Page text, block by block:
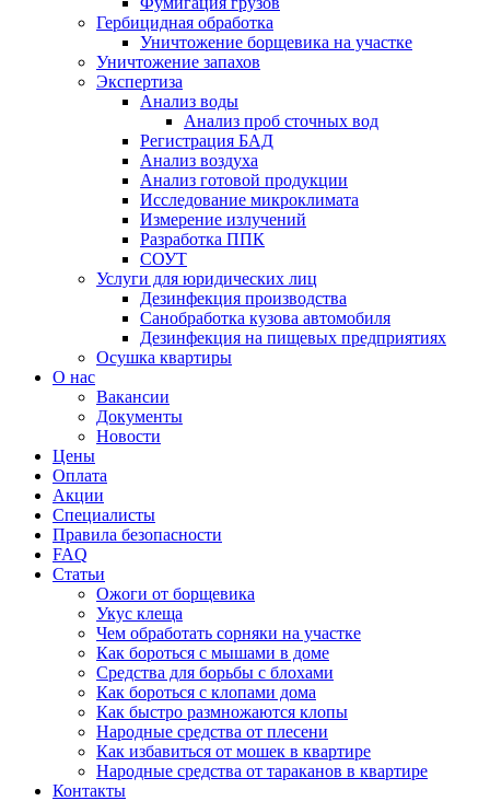
Гербицидная обработка
Уничтожение борщевика на участке
Уничтожение запахов
Экспертиза
Анализ воды
Анализ проб сточных вод
Регистрация БАД
Анализ воздуха
Анализ готовой продукции
Исследование микроклимата
Измерение излучений
Разработка ППК
СОУТ
Услуги для юридических лиц
Дезинфекция производства
Санобработка кузова автомобиля
Дезинфекция на пищевых предприятиях
Осушка квартиры
О нас
Вакансии
Документы
Новости
Цены
Оплата
Акции
Специалисты
Правила безопасности
FAQ
Статьи
Ожоги от борщевика
Укус клеща
Чем обработать сорняки на участке
Как бороться с мышами в доме
Средства для борьбы с блохами
Как бороться с клопами дома
Как быстро размножаются клопы
Народные средства от плесени
Как избавиться от мошек в квартире
Народные средства от тараканов в квартире
Контакты